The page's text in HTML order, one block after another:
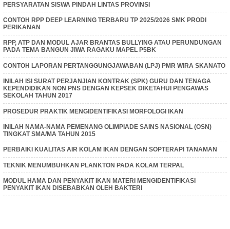
PERSYARATAN SISWA PINDAH LINTAS PROVINSI
CONTOH RPP DEEP LEARNING TERBARU TP 2025/2026 SMK PRODI
PERIKANAN
RPP, ATP DAN MODUL AJAR BRANTAS BULLYING ATAU PERUNDUNGAN
PADA TEMA BANGUN JIWA RAGAKU MAPEL P5BK
CONTOH LAPORAN PERTANGGUNGJAWABAN (LPJ) PMR WIRA SKANATO
INILAH ISI SURAT PERJANJIAN KONTRAK (SPK) GURU DAN TENAGA
KEPENDIDIKAN NON PNS DENGAN KEPSEK DIKETAHUI PENGAWAS
SEKOLAH TAHUN 2017
PROSEDUR PRAKTIK MENGIDENTIFIKASI MORFOLOGI IKAN
INILAH NAMA-NAMA PEMENANG OLIMPIADE SAINS NASIONAL (OSN)
TINGKAT SMA/MA TAHUN 2015
PERBAIKI KUALITAS AIR KOLAM IKAN DENGAN SOPTERAPI TANAMAN
TEKNIK MENUMBUHKAN PLANKTON PADA KOLAM TERPAL
MODUL HAMA DAN PENYAKIT IKAN MATERI MENGIDENTIFIKASI
PENYAKIT IKAN DISEBABKAN OLEH BAKTERI